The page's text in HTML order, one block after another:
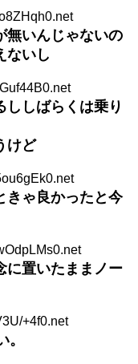
無いんじゃないの
ないし
ししばらくは乗り
けど
きゃ良かったと今
に置いたままノー
+4f0.net